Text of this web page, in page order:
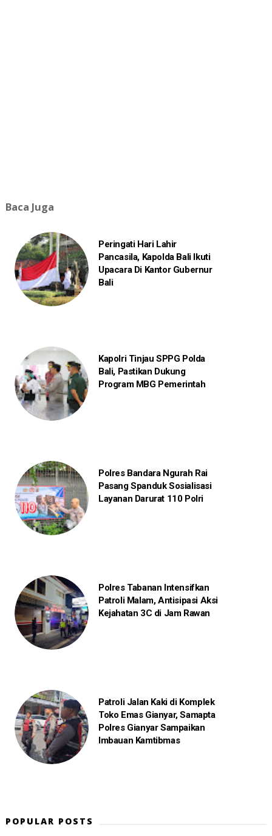
Baca Juga
Peringati Hari Lahir
Pancasila, Kapolda Bali Ikuti
Upacara Di Kantor Gubernur
Bali
Kapolri Tinjau SPPG Polda
Bali, Pastikan Dukung
Program MBG Pemerintah
Polres Bandara Ngurah Rai
Pasang Spanduk Sosialisasi
Layanan Darurat 110 Polri
Polres Tabanan Intensifkan
Patroli Malam, Antisipasi Aksi
Kejahatan 3C di Jam Rawan
Patroli Jalan Kaki di Komplek
Toko Emas Gianyar, Samapta
Polres Gianyar Sampaikan
Imbauan Kamtibmas
POPULAR POSTS